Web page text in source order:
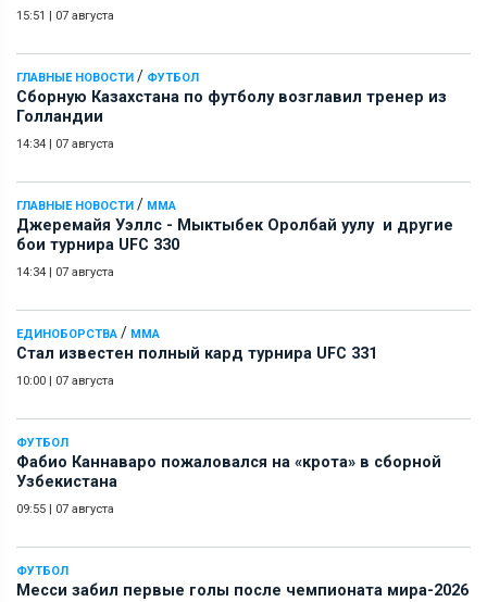
15:51 07 августа
ГЛАВНЫЕ НОВОСТИ / ФУТБОЛ
Сборную Казахстана по футболу возглавил тренер из
Голландии
14:34 07 августа
ГЛАВНЫЕ НОВОСТИ / ММА
Джеремайя Уэллс - Мыктыбек Оролбай уулу и другие
бои турнира UFC 330
14:34 07 августа
ЕДИНОБОРСТВА / ММА
Стал известен полный кард турнира UFC 331
10:00 07 августа
ФУТБОЛ
Фабио Каннаваро пожаловался на «крота» в сборной
Узбекистана
09:55 07 августа
ФУТБОЛ
Месси забил первые голы после чемпионата мира-2026